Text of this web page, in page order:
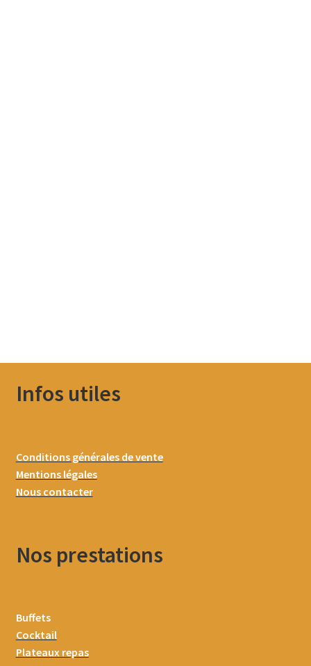
Infos utiles
Conditions générales de vente
Mentions légales
Nous contacter
Nos prestations
Buffets
Cocktail
Plateaux repas